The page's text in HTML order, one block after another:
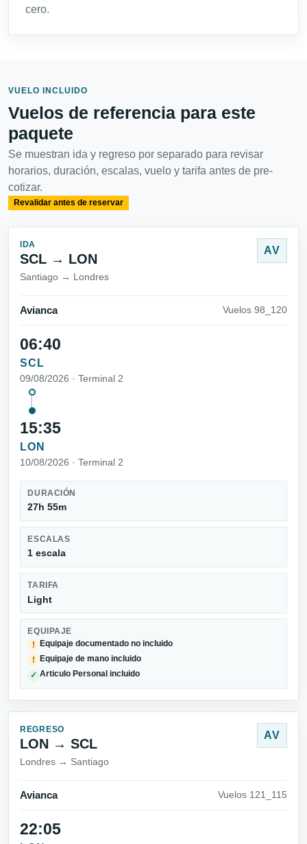
cero.
VUELO INCLUIDO
Vuelos de referencia para este
paquete
Se muestran ida y regreso por separado para revisar
horarios, duración, escalas, vuelo y tarifa antes de pre-
cotizar.
Revalidar antes de reservar
IDA
SCL → LON
Santiago → Londres
AV
Avianca Vuelos 98_120
06:40
SCL
09/08/2026 · Terminal 2
15:35
LON
10/08/2026 · Terminal 2
DURACIÓN
27h 55m
ESCALAS
1 escala
TARIFA
Light
EQUIPAJE
!
Equipaje documentado no incluido
! Equipaje de mano incluido
✓ Articulo Personal incluido
REGRESO
LON → SCL
Londres → Santiago
AV
Avianca Vuelos 121_115
22:05